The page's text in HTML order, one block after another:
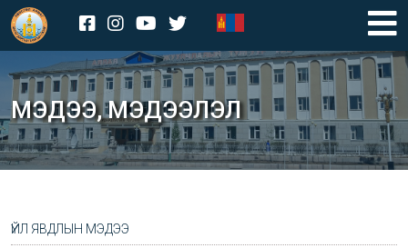
МЭДЭЭ, МЭДЭЭЛЭЛ
ҮЙЛ ЯВДЛЫН МЭДЭЭ